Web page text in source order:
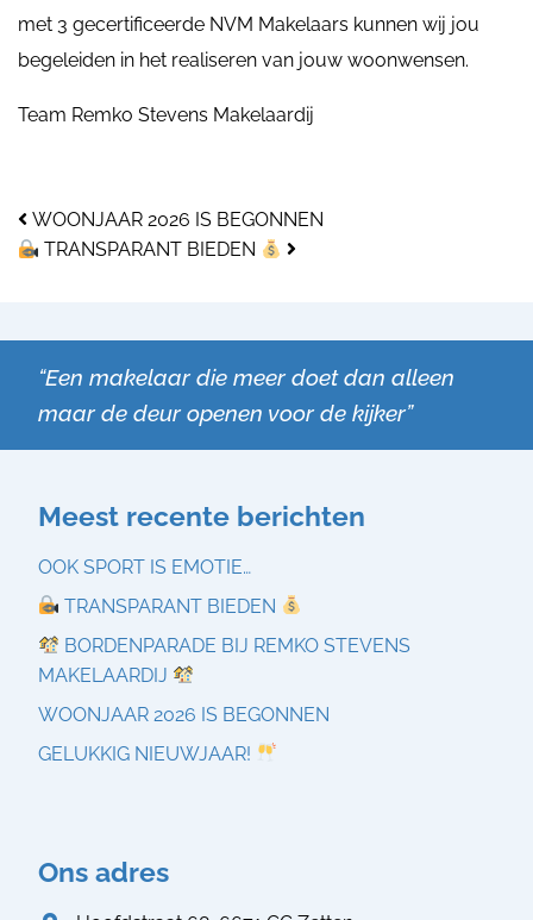
met 3 gecertificeerde NVM Makelaars kunnen wij jou
begeleiden in het realiseren van jouw woonwensen.
Team Remko Stevens Makelaardij
Bericht navigatie
WOONJAAR 2026 IS BEGONNEN
TRANSPARANT BIEDEN
“Een makelaar die meer doet dan alleen
maar de deur openen voor de kijker”
Meest recente berichten
OOK SPORT IS EMOTIE…
TRANSPARANT BIEDEN
BORDENPARADE BIJ REMKO STEVENS
MAKELAARDIJ
WOONJAAR 2026 IS BEGONNEN
GELUKKIG NIEUWJAAR!
Ons adres